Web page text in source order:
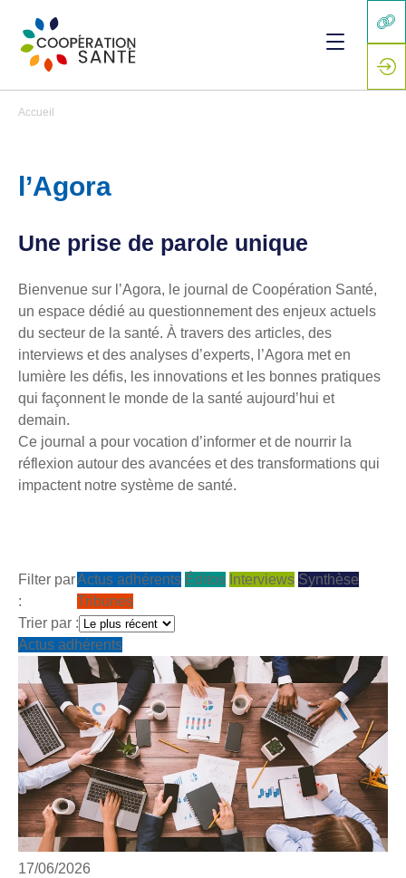
Accueil
l’Agora
Une prise de parole unique
Bienvenue sur l’Agora, le journal de Coopération Santé,
un espace dédié au questionnement des enjeux actuels
du secteur de la santé. À travers des articles, des
interviews et des analyses d’experts, l’Agora met en
lumière les défis, les innovations et les bonnes pratiques
qui façonnent le monde de la santé aujourd’hui et
demain.
Ce journal a pour vocation d’informer et de nourrir la
réflexion autour des avancées et des transformations qui
impactent notre système de santé.
Filter par
:
Actus adhérents Éditos Interviews Synthèse
Tribunes
Trier par :
Actus adhérents
17/06/2026